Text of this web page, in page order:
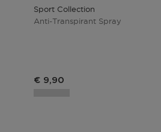
Sport Collection
Anti-Transpirant Spray
€ 9,90